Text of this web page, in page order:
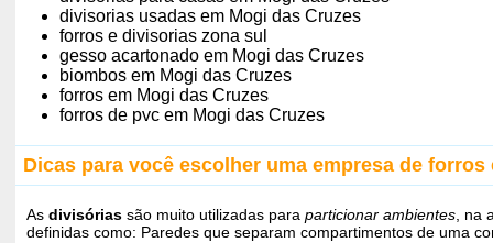
divisorias usadas em Mogi das Cruzes
forros e divisorias zona sul
gesso acartonado em Mogi das Cruzes
biombos em Mogi das Cruzes
forros em Mogi das Cruzes
forros de pvc em Mogi das Cruzes
Dicas para você escolher uma empresa de
Asdivisórias são muito utilizadas paraparticionar ambientes , na
definidas como: Paredes que separam compartimentos de uma